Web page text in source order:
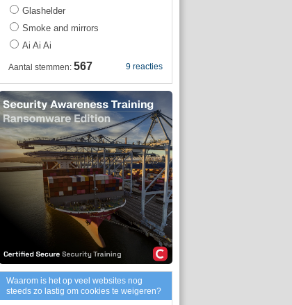
Glashelder
Smoke and mirrors
Ai Ai Ai
9 reacties
Aantal stemmen: 567
Waarom is het op veel websites nog
steeds zo lastig om cookies te weigeren?